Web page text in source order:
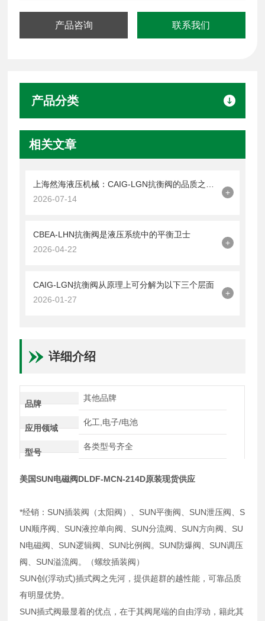
产品咨询 联系我们
产品分类
相关文章
2026-07-14
+
CBEA-LHN抗衡阀是液压系统中的平衡卫士
2026-04-22
+
CAIG-LGN抗衡阀从原理上可分解为以下三个层面
2026-01-27
+
详细介绍
品牌
其他品牌
应用领域
化工,电子/电池
型号
各类型号齐全
美国SUN电磁阀DLDF-MCN-214D原装现货供应
*经销：SUN插装阀（太阳阀）、SUN平衡阀、SUN泄压阀、S
UN顺序阀、SUN液控单向阀、SUN分流阀、SUN方向阀、SU
N电磁阀、SUN逻辑阀、SUN比例阀。SUN防爆阀、SUN调压
阀、SUN溢流阀。（螺纹插装阀）
SUN创(浮动式)插式阀之先河，提供超群的越性能，可靠品质
有明显优势。
SUN插式阀最显着的优点，在于其阀尾端的自由浮动，籍此其